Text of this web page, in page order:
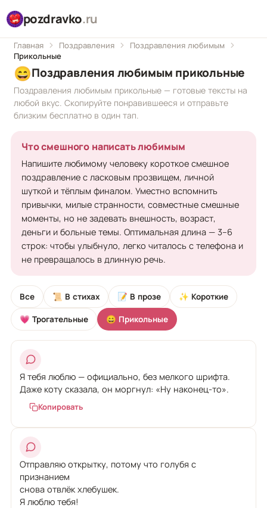
pozdravko.ru
Главная Поздравления
Поздравления любимым
Прикольные
😄Поздравления любимым прикольные
Поздравления любимым прикольные — готовые тексты на
любой вкус. Скопируйте понравившееся и отправьте
близким бесплатно в один тап.
Что смешного написать любимым
Напишите любимому человеку короткое смешное
поздравление с ласковым прозвищем, личной
шуткой и тёплым финалом. Уместно вспомнить
привычки, милые странности, совместные смешные
моменты, но не задевать внешность, возраст,
деньги и больные темы. Оптимальная длина — 3–6
строк: чтобы улыбнуло, легко читалось с телефона и
не превращалось в длинную речь.
Все 📜 В стихах 📝 В прозе ✨ Короткие
💗 Трогательные 😄 Прикольные
Я тебя люблю — официально, без мелкого шрифта.
Даже коту сказала, он моргнул: «Ну наконец-то».
Копировать
Отправляю открытку, потому что голубя с
признанием
снова отвлёк хлебушек.
Я люблю тебя!